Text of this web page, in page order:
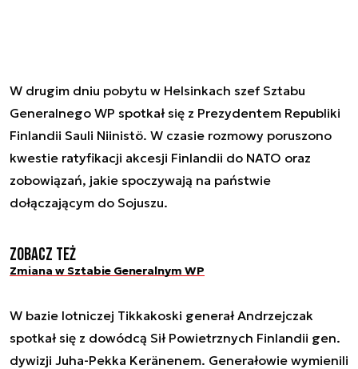
W drugim dniu pobytu w Helsinkach szef Sztabu
Generalnego WP spotkał się z Prezydentem Republiki
Finlandii Sauli Niinistö. W czasie rozmowy poruszono
kwestie ratyfikacji akcesji Finlandii do NATO oraz
zobowiązań, jakie spoczywają na państwie
dołączającym do Sojuszu.
Zobacz też
Zmiana w Sztabie Generalnym WP
W bazie lotniczej Tikkakoski generał Andrzejczak
spotkał się z dowódcą Sił Powietrznych Finlandii gen.
dywizji Juha-Pekka Keränenem. Generałowie wymienili